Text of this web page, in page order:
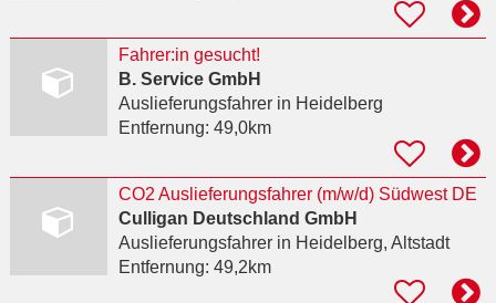
Fahrer:in gesucht!
B. Service GmbH
Auslieferungsfahrerin Heidelberg
Entfernung: 49,0km
CO2 Auslieferungsfahrer (m/w/d) Südwest DE
Culligan Deutschland GmbH
Auslieferungsfahrerin Heidelberg, Altstadt
Entfernung: 49,2km